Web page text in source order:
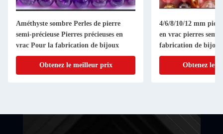
Améthyste sombre Perles de pierre
semi-précieuse Pierres précieuses en
vrac Pour la fabrication de bijoux
Obtenez le meilleur prix
4/6/8/10/12 mm
en vrac pierres
fabrication de bijoux
Obtenez le